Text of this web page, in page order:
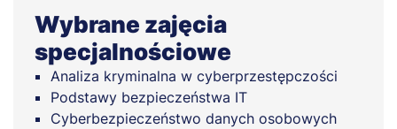
Wybrane zajęcia
specjalnościowe
Analiza kryminalna w cyberprzestępczości
Podstawy bezpieczeństwa IT
Cyberbezpieczeństwo danych osobowych